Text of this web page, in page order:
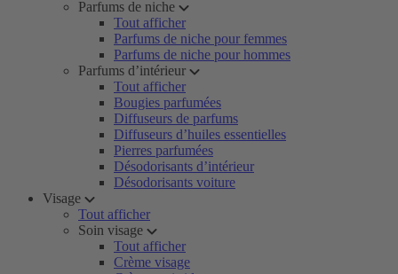
Parfums de niche
Tout afficher
Parfums de niche pour femmes
Parfums de niche pour hommes
Parfums d’intérieur
Tout afficher
Bougies parfumées
Diffuseurs de parfums
Diffuseurs d’huiles essentielles
Pierres parfumées
Désodorisants d’intérieur
Désodorisants voiture
Visage
Tout afficher
Soin visage
Tout afficher
Crème visage